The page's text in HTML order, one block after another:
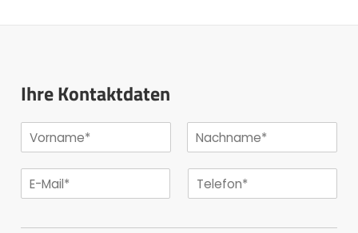
Ihre Kontaktdaten